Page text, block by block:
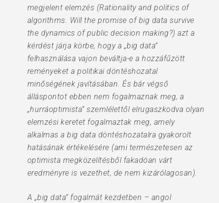
megjelent elemzés (Rationality and politics of
algorithms. Will the promise of big data survive
the dynamics of public decision making?) azt a
kérdést járja körbe, hogy a „big data”
felhasználása vajon beváltja-e a hozzáfűzött
reményeket a politikai döntéshozatal
minőségének javításában. És bár végső
álláspontot ebben nem fogalmaznak meg, a
„hurráoptimista” szemlélettől elrugaszkodva olyan
elemzési keretet fogalmaztak meg, amely
alkalmas a big data döntéshozatalra gyakorolt
hatásának értékelésére (ami természetesen az
optimista megközelítésből fakadóan várt
eredményre is vezethet, de nem kizárólagosan).
A „big data” fogalmát kezdetben – angol